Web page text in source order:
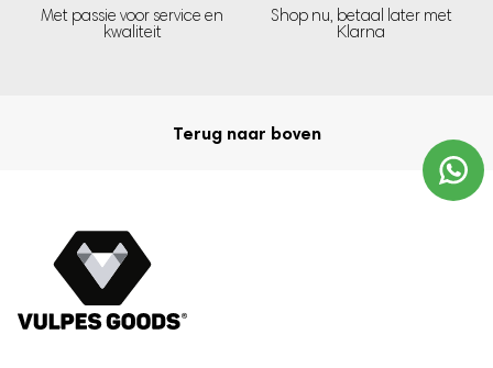
Met passie voor service en
kwaliteit
Shop nu, betaal later met
Klarna
Terug naar boven